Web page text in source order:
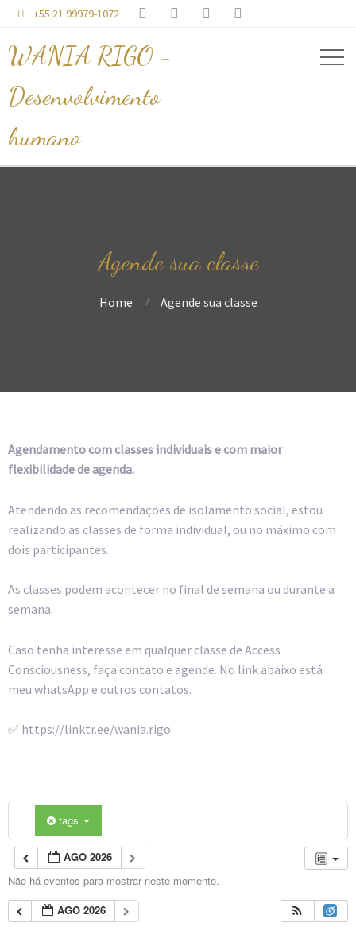
 +55 21 99979-1072    
WANIA RIGO -
Desenvolvimento
humano
Agende sua classe
Home Agende sua classe
Agendamento com classes individuais e com maior
flexibilidade de agenda.
Atendendo as recomendações de isolamento social, estou
realizando as classes de forma individual, ou no máximo com
dois participantes.
As classes podem acontecer no final de semana ou durante a
semana.
Caso tenha interesse em qualquer classe de Access
Consciousness, faça contato e agende. No link abaixo está
meu whatsApp e outros contatos.
✅ https://linktr.ee/wania.rigo
tags
AGO 2026
Não há eventos para mostrar neste momento.
AGO 2026